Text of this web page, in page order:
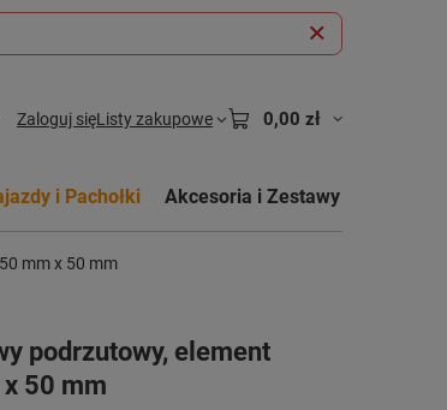
Zaloguj sięListy zakupowe 0,00 zł
i Pachołki Akcesoria i Zestawy
mm x 50 mm
podrzutowy, element
50 mm